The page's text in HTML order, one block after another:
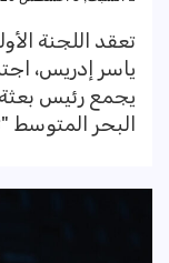
تعقد اللجنة
ياسر إدريس،
يجمع رئيس
البحر المتوسط